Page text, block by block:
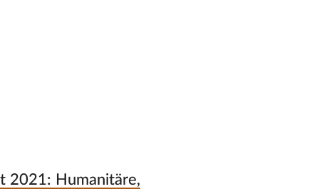
2021: Humanitäre,